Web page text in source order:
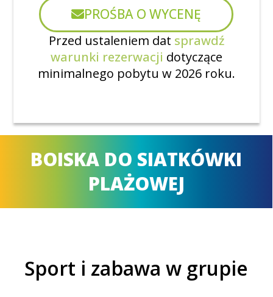
PROŚBA O WYCENĘ
Przed ustaleniem dat sprawdź
warunki rezerwacji dotyczące
minimalnego pobytu w 2026 roku.
BOISKA DO SIATKÓWKI
PLAŻOWEJ
Sport i zabawa w grupie